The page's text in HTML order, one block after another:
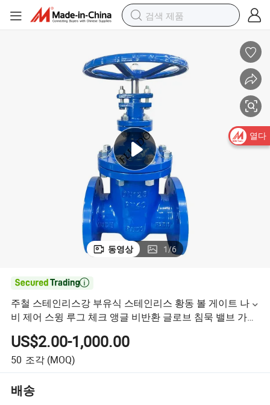
동영상 1/6

주철 스테인리스강 부유식 스테인리스 황동 볼 게이트 나
비 제어 스윙 루그 체크 앵글 비반환 글로브 침묵 밸브 가격
밸브 제조업체
US$2.00-1,000.00
50 조각 (MOQ)
배송
열다